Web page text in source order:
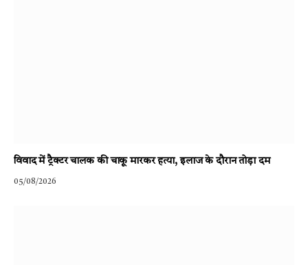
विवाद में ट्रैक्टर चालक की चाकू मारकर हत्या, इलाज के दौरान तोड़ा दम
05/08/2026